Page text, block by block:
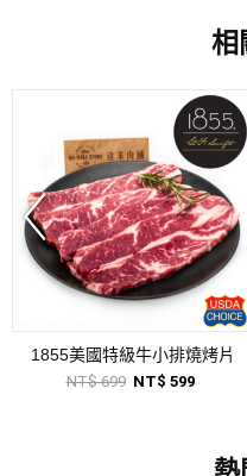
相
1855美國特級牛小排燒烤片
NT$ 699 NT$ 599